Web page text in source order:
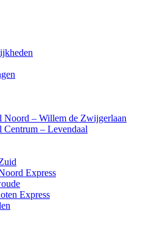
Noord – Willem de Zwijgerlaan
Centrum – Levendaal
Express
Express